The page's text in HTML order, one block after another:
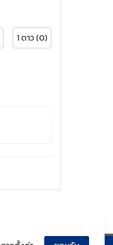
1 ดาว (0)